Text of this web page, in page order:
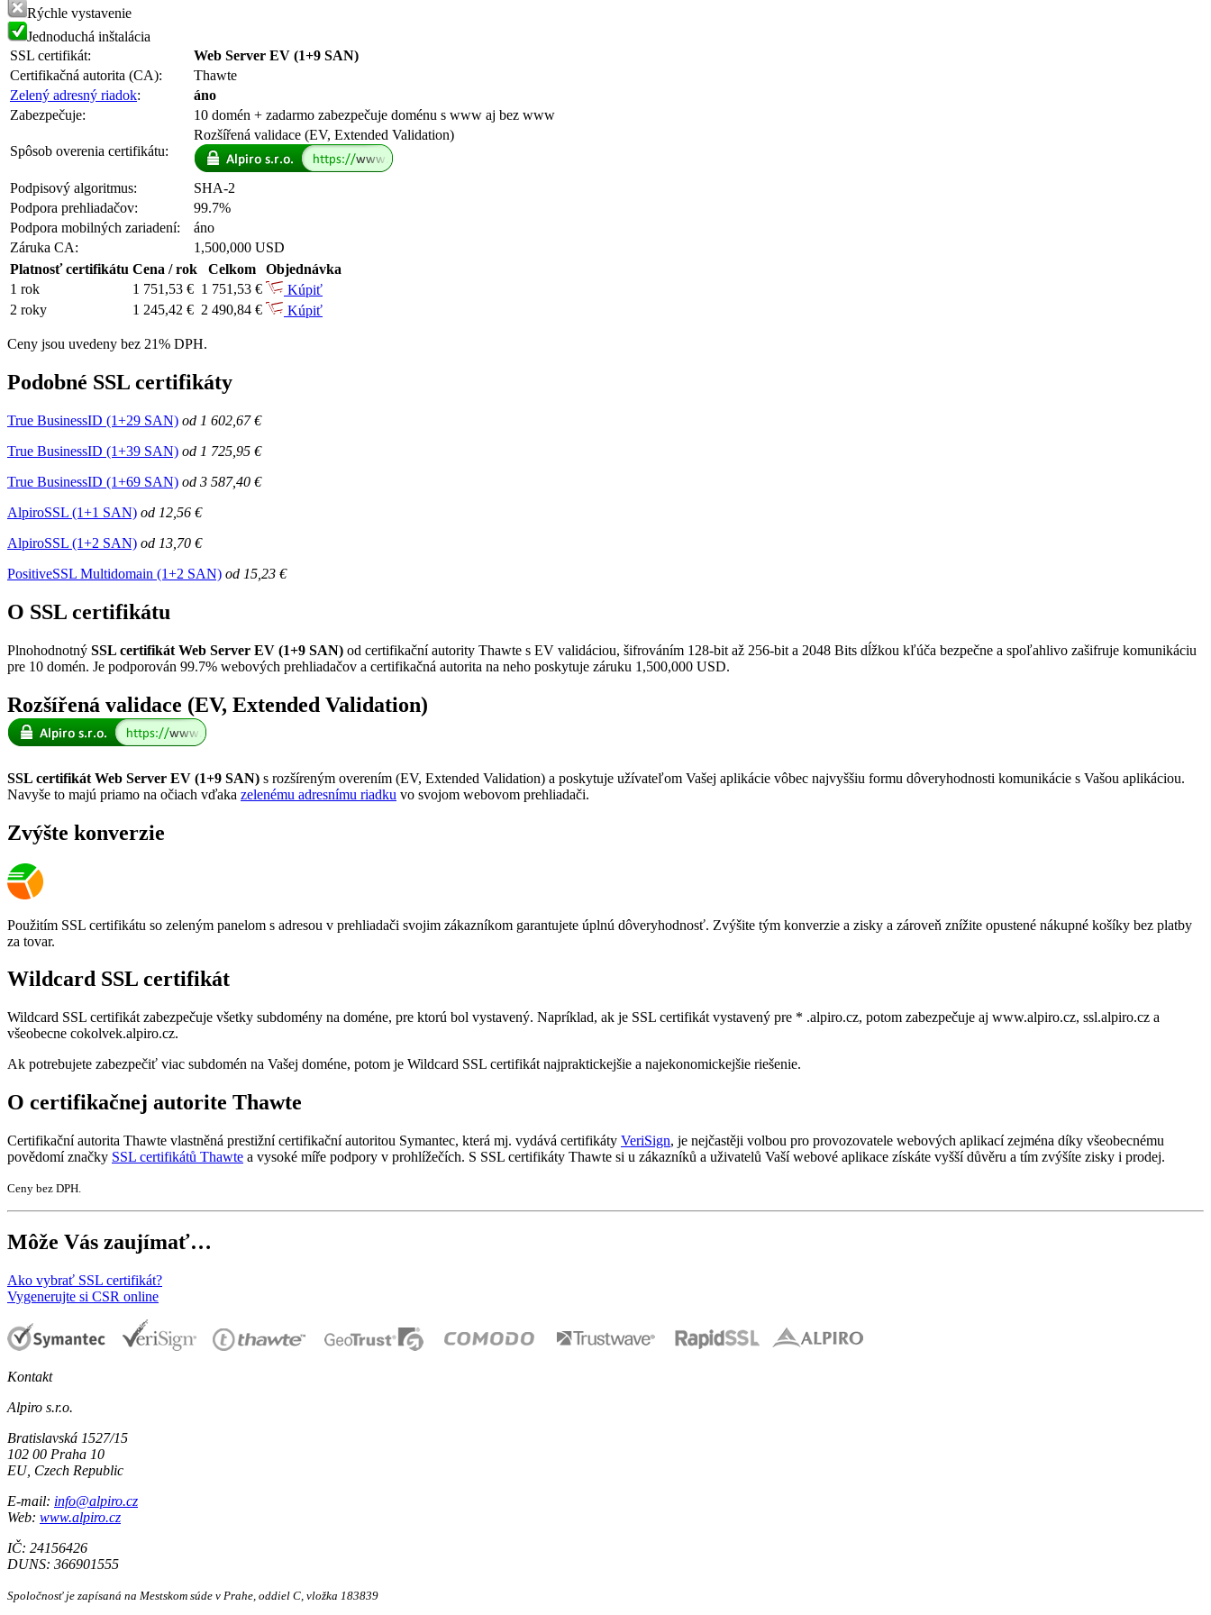
Rýchle vystavenie
Jednoduchá inštalácia
SSL certifikát:
Web Server EV (1+9 SAN)
Certifikačná autorita (CA):
Thawte
Zelený adresný riadok:
áno
Zabezpečuje:
10 domén + zadarmo zabezpečuje doménu s www aj bez www
Spôsob overenia certifikátu:
Rozšířená validace (EV, Extended Validation)
Podpisový algoritmus:
SHA-2
Podpora prehliadačov:
99.7%
Podpora mobilných zariadení:
áno
Záruka CA:
1,500,000 USD
Platnosť certifikátu Cena / rok Celkom
Objednávka
1 rok
1 751,53 € 1 751,53 €
Kúpiť
2 roky
1 245,42 € 2 490,84 € Kúpiť
Ceny jsou uvedeny bez 21% DPH.
Podobné SSL certifikáty
True BusinessID (1+29 SAN) od 1 602,67 €
True BusinessID (1+39 SAN) od 1 725,95 €
True BusinessID (1+69 SAN) od 3 587,40 €
AlpiroSSL (1+1 SAN) od 12,56 €
AlpiroSSL (1+2 SAN) od 13,70 €
PositiveSSL Multidomain (1+2 SAN) od 15,23 €
O SSL certifikátu
Plnohodnotný SSL certifikát Web Server EV (1+9 SAN) od certifikační autority Thawte s EV validáciou, šifrováním 128-bit až 256-bit a 2048 Bits dĺžkou kľúča bezpečne a spoľahlivo zašifruje komunikáciu
pre 10 domén. Je podporován 99.7% webových prehliadačov a certifikačná autorita na neho poskytuje záruku 1,500,000 USD.
Rozšířená validace (EV, Extended Validation)
SSL certifikát Web Server EV (1+9 SAN) s rozšíreným overením (EV, Extended Validation) a poskytuje užívateľom Vašej aplikácie vôbec najvyššiu formu dôveryhodnosti komunikácie s Vašou aplikáciou.
Navyše to majú priamo na očiach vďaka zelenému adresnímu riadku vo svojom webovom prehliadači.
Zvýšte konverzie
Použitím SSL certifikátu so zeleným panelom s adresou v prehliadači svojim zákazníkom garantujete úplnú dôveryhodnosť. Zvýšite tým konverzie a zisky a zároveň znížite opustené nákupné košíky bez platby
za tovar.
Wildcard SSL certifikát
Wildcard SSL certifikát zabezpečuje všetky subdomény na doméne, pre ktorú bol vystavený. Napríklad, ak je SSL certifikát vystavený pre * .alpiro.cz, potom zabezpečuje aj www.alpiro.cz, ssl.alpiro.cz a
všeobecne cokolvek.alpiro.cz.
Ak potrebujete zabezpečiť viac subdomén na Vašej doméne, potom je Wildcard SSL certifikát najpraktickejšie a najekonomickejšie riešenie.
O certifikačnej autorite Thawte
Certifikační autorita Thawte vlastněná prestižní certifikační autoritou Symantec, která mj. vydává certifikáty VeriSign, je nejčastěji volbou pro provozovatele webových aplikací zejména díky všeobecnému
povědomí značky SSL certifikátů Thawte a vysoké míře podpory v prohlížečích. S SSL certifikáty Thawte si u zákazníků a uživatelů Vaší webové aplikace získáte vyšší důvěru a tím zvýšíte zisky i prodej.
Ceny bez DPH.
Môže Vás zaujímať…
Ako vybrať SSL certifikát?
Vygenerujte si CSR online
Kontakt
Alpiro s.r.o.
Bratislavská 1527/15
102 00 Praha 10
EU, Czech Republic
E-mail: info@alpiro.cz
Web: www.alpiro.cz
IČ: 24156426
DUNS: 366901555
Spoločnosť je zapísaná na Mestskom súde v Prahe, oddiel C, vložka 183839